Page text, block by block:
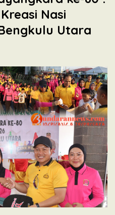
Nasi
Utara